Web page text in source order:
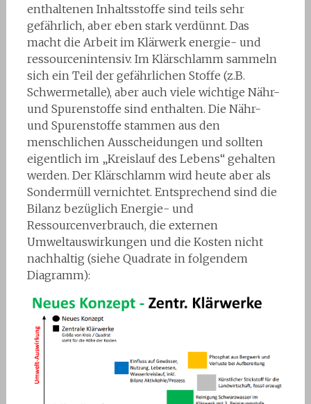
enthaltenen Inhaltsstoffe sind teils sehr
gefährlich, aber eben stark verdünnt. Das
macht die Arbeit im Klärwerk energie- und
ressourcenintensiv. Im Klärschlamm sammeln
sich ein Teil der gefährlichen Stoffe (z.B.
Schwermetalle), aber auch viele wichtige Nähr-
und Spurenstoffe sind enthalten. Die Nähr-
und Spurenstoffe stammen aus den
menschlichen Ausscheidungen und sollten
eigentlich im „Kreislauf des Lebens“ gehalten
werden. Der Klärschlamm wird heute aber als
Sondermüll vernichtet. Entsprechend sind die
Bilanz bezüglich Energie- und
Ressourcenverbrauch, die externen
Umweltauswirkungen und die Kosten nicht
nachhaltig (siehe Quadrate in folgendem
Diagramm):